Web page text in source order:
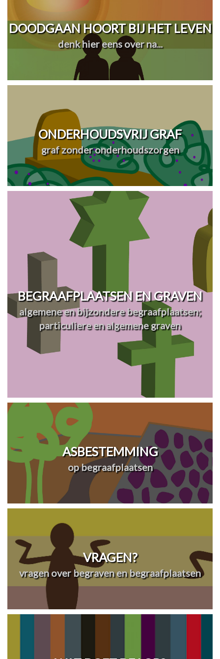
DOODGAAN HOORT BIJ HET LEVEN
denk hier eens over na...
ONDERHOUDSVRIJ GRAF
graf zonder onderhoudszorgen
BEGRAAFPLAATSEN EN GRAVEN
algemene en bijzondere begraafplaatsen;
particuliere en algemene graven
ASBESTEMMING
op begraafplaatsen
VRAGEN?
vragen over begraven en begraafplaatsen